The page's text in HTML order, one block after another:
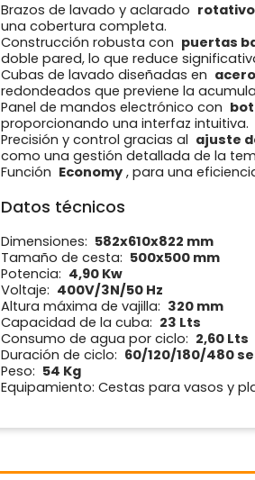
Brazos de lavado y aclarado
una cobertura completa.
Construcción robusta con puertas
doble pared, lo que reduce
Cubas de lavado diseñadas en
redondeados que previene la
Panel de mandos electrónico con
proporcionando una interfaz intuitiva.
Precisión y control gracias al ajuste
como una gestión detallada de la
Función Economy , para una
Datos técnicos
Dimensiones: 582x610x822 mm
Tamaño de cesta: 500x500 mm
Potencia: 4,90 Kw
Voltaje: 400V/3N/50 Hz
Altura máxima de vajilla: 320 mm
Capacidad de la cuba: 23 Lts
Consumo de agua por ciclo: 2,60 Lts
Duración de ciclo: 60/120/180/480
Peso: 54 Kg
Equipamiento: Cestas para vasos y